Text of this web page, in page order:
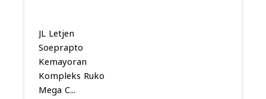
JL Letjen
Soeprapto
Kemayoran
Kompleks Ruko
Mega C...